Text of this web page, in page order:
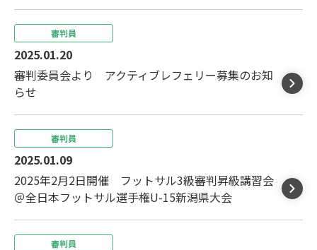
審判員
2025.01.20
審判委員会より アクティブレフェリー募集のお知
らせ
審判員
2025.01.09
2025年2月2日開催 フットサル3級審判昇級講習会
＠全日本フットサル選手権U-15新潟県大会
審判員